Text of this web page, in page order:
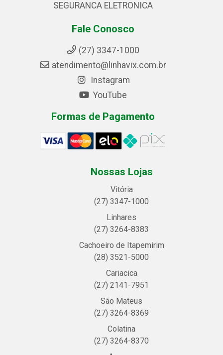
SEGURANCA ELETRONICA
Fale Conosco
(27) 3347-1000
atendimento@linhavix.com.br
Instagram
YouTube
Formas de Pagamento
Nossas Lojas
Vitória
(27) 3347-1000
Linhares
(27) 3264-8383
Cachoeiro de Itapemirim
(28) 3521-5000
Cariacica
(27) 2141-7951
São Mateus
(27) 3264-8369
Colatina
(27) 3264-8370